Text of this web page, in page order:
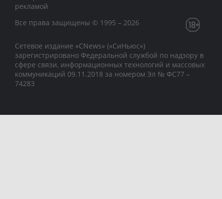
рекламой
Все права защищены © 1995 – 2026
Сетевое издание «CNews» («СиНьюс»)
зарегистрировано Федеральной службой по надзору в
сфере связи, информационных технологий и массовых
коммуникаций 09.11.2018 за номером Эл № ФС77 –
74283